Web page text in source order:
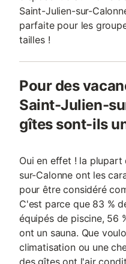
Saint-Julien-sur-
parfaite pour les
tailles !
Pour des
Saint-Julien-
gîtes sont-ils
Oui en effet ! la
sur-Calonne ont les
pour être considéré
C'est parce que 83 %
équipés de piscine, 56
ont un sauna. Que
climatisation ou une
des gîtes ont l'air